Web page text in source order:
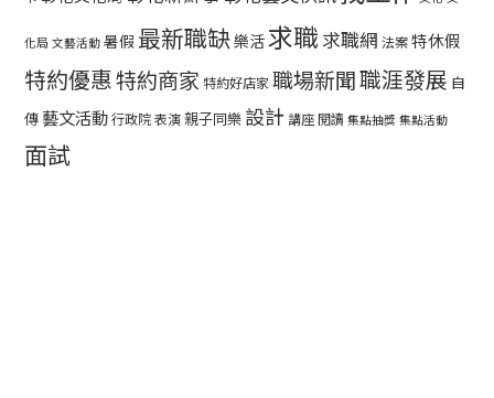
化局 文藝活動 暑假 最新職缺樂活求職 求職網 法案特休假
特約優惠特約商家 特約好店家職場新聞職涯發展 自
傳 藝文活動行政院表演親子同樂 設計 講座閱讀 集點抽獎 集點活動
面試